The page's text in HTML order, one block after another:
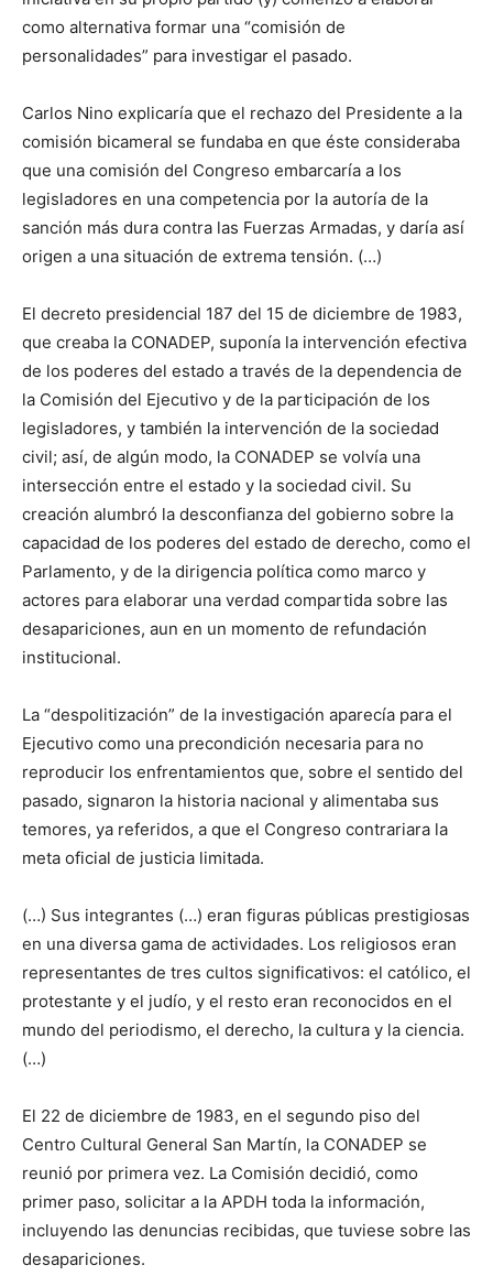
como alternativa formar una “comisión de
personalidades” para investigar el pasado.
Carlos Nino explicaría que el rechazo del Presidente a la
comisión bicameral se fundaba en que éste consideraba
que una comisión del Congreso embarcaría a los
legisladores en una competencia por la autoría de la
sanción más dura contra las Fuerzas Armadas, y daría así
origen a una situación de extrema tensión. (…)
El decreto presidencial 187 del 15 de diciembre de 1983,
que creaba la CONADEP, suponía la intervención efectiva
de los poderes del estado a través de la dependencia de
la Comisión del Ejecutivo y de la participación de los
legisladores, y también la intervención de la sociedad
civil; así, de algún modo, la CONADEP se volvía una
intersección entre el estado y la sociedad civil. Su
creación alumbró la desconfianza del gobierno sobre la
capacidad de los poderes del estado de derecho, como el
Parlamento, y de la dirigencia política como marco y
actores para elaborar una verdad compartida sobre las
desapariciones, aun en un momento de refundación
institucional.
La “despolitización” de la investigación aparecía para el
Ejecutivo como una precondición necesaria para no
reproducir los enfrentamientos que, sobre el sentido del
pasado, signaron la historia nacional y alimentaba sus
temores, ya referidos, a que el Congreso contrariara la
meta oficial de justicia limitada.
(…) Sus integrantes (…) eran figuras públicas prestigiosas
en una diversa gama de actividades. Los religiosos eran
representantes de tres cultos significativos: el católico, el
protestante y el judío, y el resto eran reconocidos en el
mundo del periodismo, el derecho, la cultura y la ciencia.
(…)
El 22 de diciembre de 1983, en el segundo piso del
Centro Cultural General San Martín, la CONADEP se
reunió por primera vez. La Comisión decidió, como
primer paso, solicitar a la APDH toda la información,
incluyendo las denuncias recibidas, que tuviese sobre las
desapariciones.